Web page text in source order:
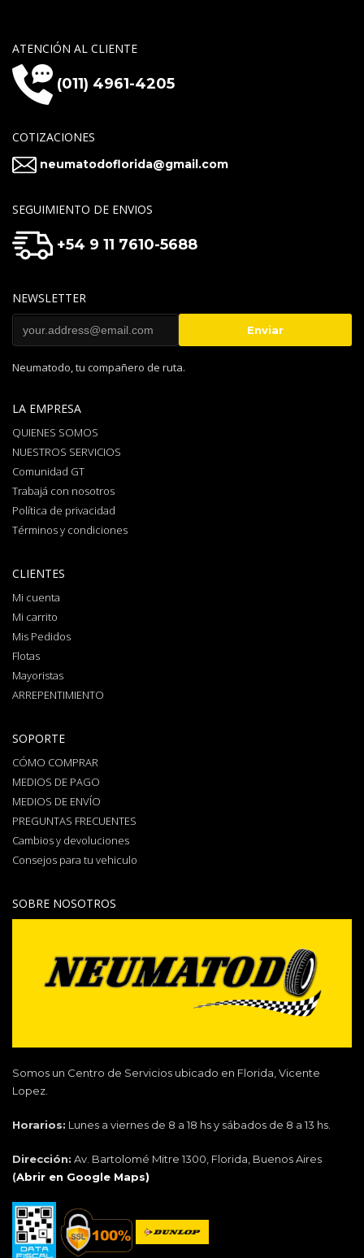
ATENCIÓN AL CLIENTE
(011) 4961-4205
COTIZACIONES
neumatodoflorida@gmail.com
SEGUIMIENTO DE ENVIOS
+54 9 11 7610-5688
NEWSLETTER
Neumatodo, tu compañero de ruta.
LA EMPRESA
QUIENES SOMOS
NUESTROS SERVICIOS
Comunidad GT
Trabajá con nosotros
Política de privacidad
Términos y condiciones
CLIENTES
Mi cuenta
Mi carrito
Mis Pedidos
Flotas
Mayoristas
ARREPENTIMIENTO
SOPORTE
CÓMO COMPRAR
MEDIOS DE PAGO
MEDIOS DE ENVÍO
PREGUNTAS FRECUENTES
Cambios y devoluciones
Consejos para tu vehiculo
SOBRE NOSOTROS
Somos un Centro de Servicios ubicado en Florida, Vicente
Lopez.
Horarios: Lunes a viernes de 8 a 18 hs y sábados de 8 a 13 hs.
Dirección: Av. Bartolomé Mitre 1300, Florida, Buenos Aires
(Abrir en Google Maps)